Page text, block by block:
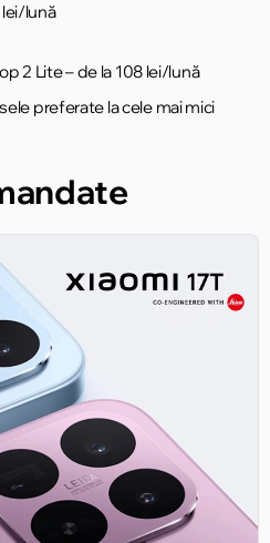
lei/lună
2 Lite – de la 108 lei/lună
preferate la cele mai mici